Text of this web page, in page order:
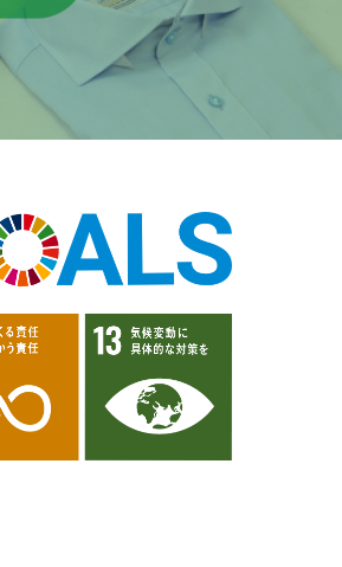
ッシュに、
ず、
しみたい。
なく、
と自由に、